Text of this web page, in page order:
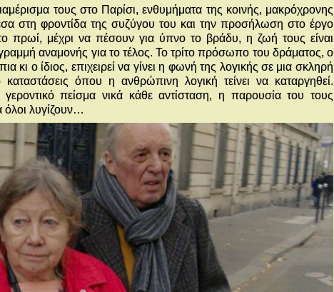
τους στο Παρίσι, ενθυμήματα της κοινής, μακρόχρονης
στη φροντίδα της συζύγου του και την προσήλωση στο έργο
πρωί, μέχρι να πέσουν για ύπνο το βράδυ, η ζωή τους είναι
γραμμή αναμονής για το τέλος. Το τρίτο πρόσωπο του δράματος, ο
κι ο ίδιος, επιχειρεί να γίνει η φωνή της λογικής σε μια σκληρή
όπου η ανθρώπινη λογική τείνει να καταργηθεί.
πείσμα νικά κάθε αντίσταση, η παρουσία του τους
όλοι λυγίζουν…